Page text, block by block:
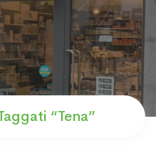
“Tena”